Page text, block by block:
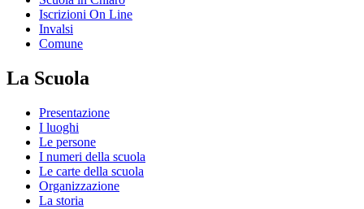
Iscrizioni On Line
Invalsi
Comune
La Scuola
Presentazione
I luoghi
Le persone
I numeri della scuola
Le carte della scuola
Organizzazione
La storia